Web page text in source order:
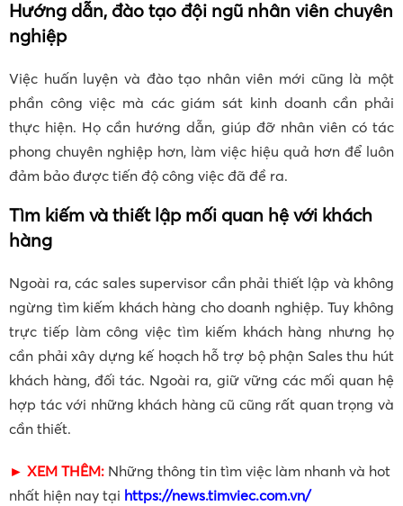
Hướng dẫn, đào tạo đội ngũ nhân viên chuyên
nghiệp
Việc huấn luyện và đào tạo nhân viên mới cũng là một
phần công việc mà các giám sát kinh doanh cần phải
thực hiện. Họ cần hướng dẫn, giúp đỡ nhân viên có tác
phong chuyên nghiệp hơn, làm việc hiệu quả hơn để luôn
đảm bảo được tiến độ công việc đã đề ra.
Tìm kiếm và thiết lập mối quan hệ với khách
hàng
Ngoài ra, các sales supervisor cần phải thiết lập và không
ngừng tìm kiếm khách hàng cho doanh nghiệp. Tuy không
trực tiếp làm công việc tìm kiếm khách hàng nhưng họ
cần phải xây dựng kế hoạch hỗ trợ bộ phận Sales thu hút
khách hàng, đối tác. Ngoài ra, giữ vững các mối quan hệ
hợp tác với những khách hàng cũ cũng rất quan trọng và
cần thiết.
► XEM THÊM: Những thông tin tìm việc làm nhanh và hot
nhất hiện nay tại https://news.timviec.com.vn/